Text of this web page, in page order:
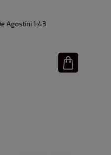
Agostini 1:43